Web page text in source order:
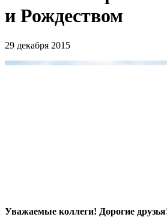
и Рождеством
29 декабря 2015
Уважаемые коллеги! Дорогие